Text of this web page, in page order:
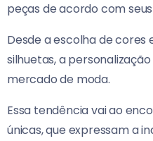
peças de acordo com
Desde a escolha de cores
silhuetas, a
mercado de moda.
Essa tendência vai ao
únicas, que expressam a